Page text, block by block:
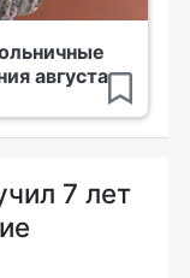
августа
7 лет